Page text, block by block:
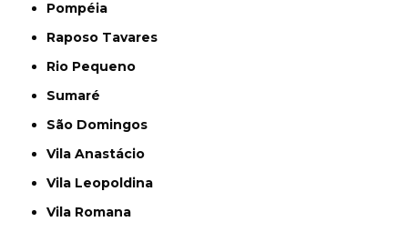
Pompéia
Raposo Tavares
Rio Pequeno
Sumaré
São Domingos
Vila Anastácio
Vila Leopoldina
Vila Romana